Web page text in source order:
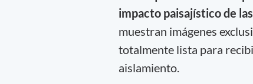
impacto paisajístico de
muestran imágenes
totalmente lista para
aislamiento.